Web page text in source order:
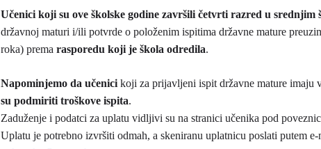
Učenici koji su ove školske godine završili četvrti razred u
državnoj maturi i/ili potvrde o položenim ispitima državne mature
roka) prema rasporedu koji je škola odredila.
Napominjemo da učenici koji za prijavljeni ispit državne mature imaju
su podmiriti troškove ispita.
Zaduženje i podatci za uplatu vidljivi su na stranici učenika pod
Uplatu je potrebno izvršiti odmah, a skeniranu uplatnicu poslati putem e-